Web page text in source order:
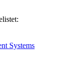
Systems